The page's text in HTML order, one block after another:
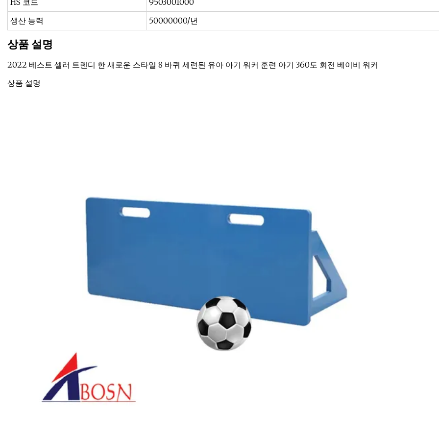
HS 코드
9503001000
생산 능력
50000000/년
상품 설명
2022 베스트 셀러 트렌디 한 새로운 스타일 8 바퀴 세련된 유아 아기 워커 훈련 아기 360도 회전 베이비 워커
상품 설명